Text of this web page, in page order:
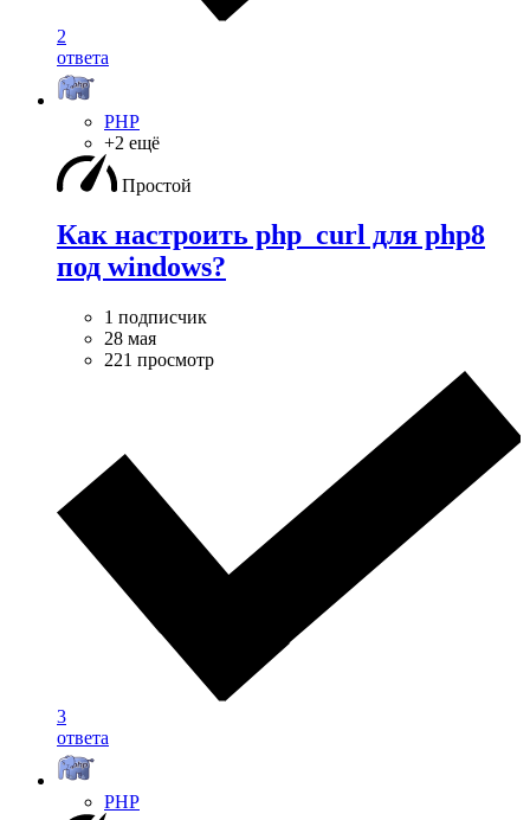
2
ответа
PHP
+2 ещё
Простой
Как настроить php_curl для php8
под windows?
1 подписчик
28 мая
221 просмотр
3
ответа
PHP